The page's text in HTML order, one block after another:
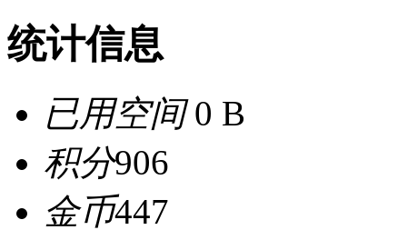
统计信息
已用空间0 B
积分906
金币447